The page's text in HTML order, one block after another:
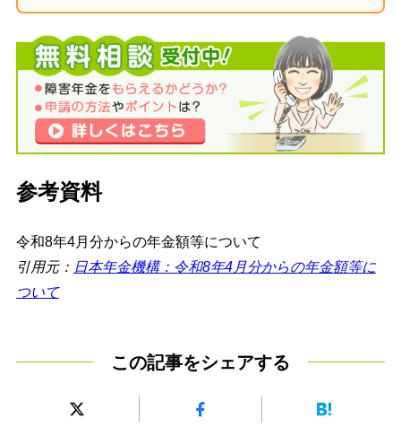
参考資料
令和8年4月分からの年金額等について
引用元： 日本年金機構：令和8年4月分からの年金額等に
ついて
この記事をシェアする